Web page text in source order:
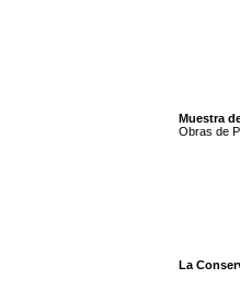
Muestra
Obras de
La